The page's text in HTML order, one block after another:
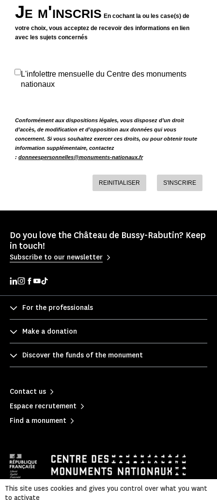
Je m'inscris En cochant la ou les case(s) de
votre choix, vous acceptez de recevoir des informations en lien
avec les sujets concernés
L'infolettre mensuelle du Centre des monuments
nationaux
Conformément aux dispositions légales, vous disposez d’un droit
d’accès, de modification et d’opposition aux données qui vous
concernent. Si vous souhaitez exercer ces droits, ou pour obtenir toute
information supplémentaire, contactez
: donneespersonnelles@monuments-nationaux.fr
REINITIALISER S'INSCRIRE
Do you love the Château de Bussy-Rabutin? Keep
in touch!
Subscribe to our newsletter
For the professionals
Make a donation
Discover the funds of the monument
Contact us
Espace recrutement
Find a monument
This site uses cookies and gives you control over what you want
to activate